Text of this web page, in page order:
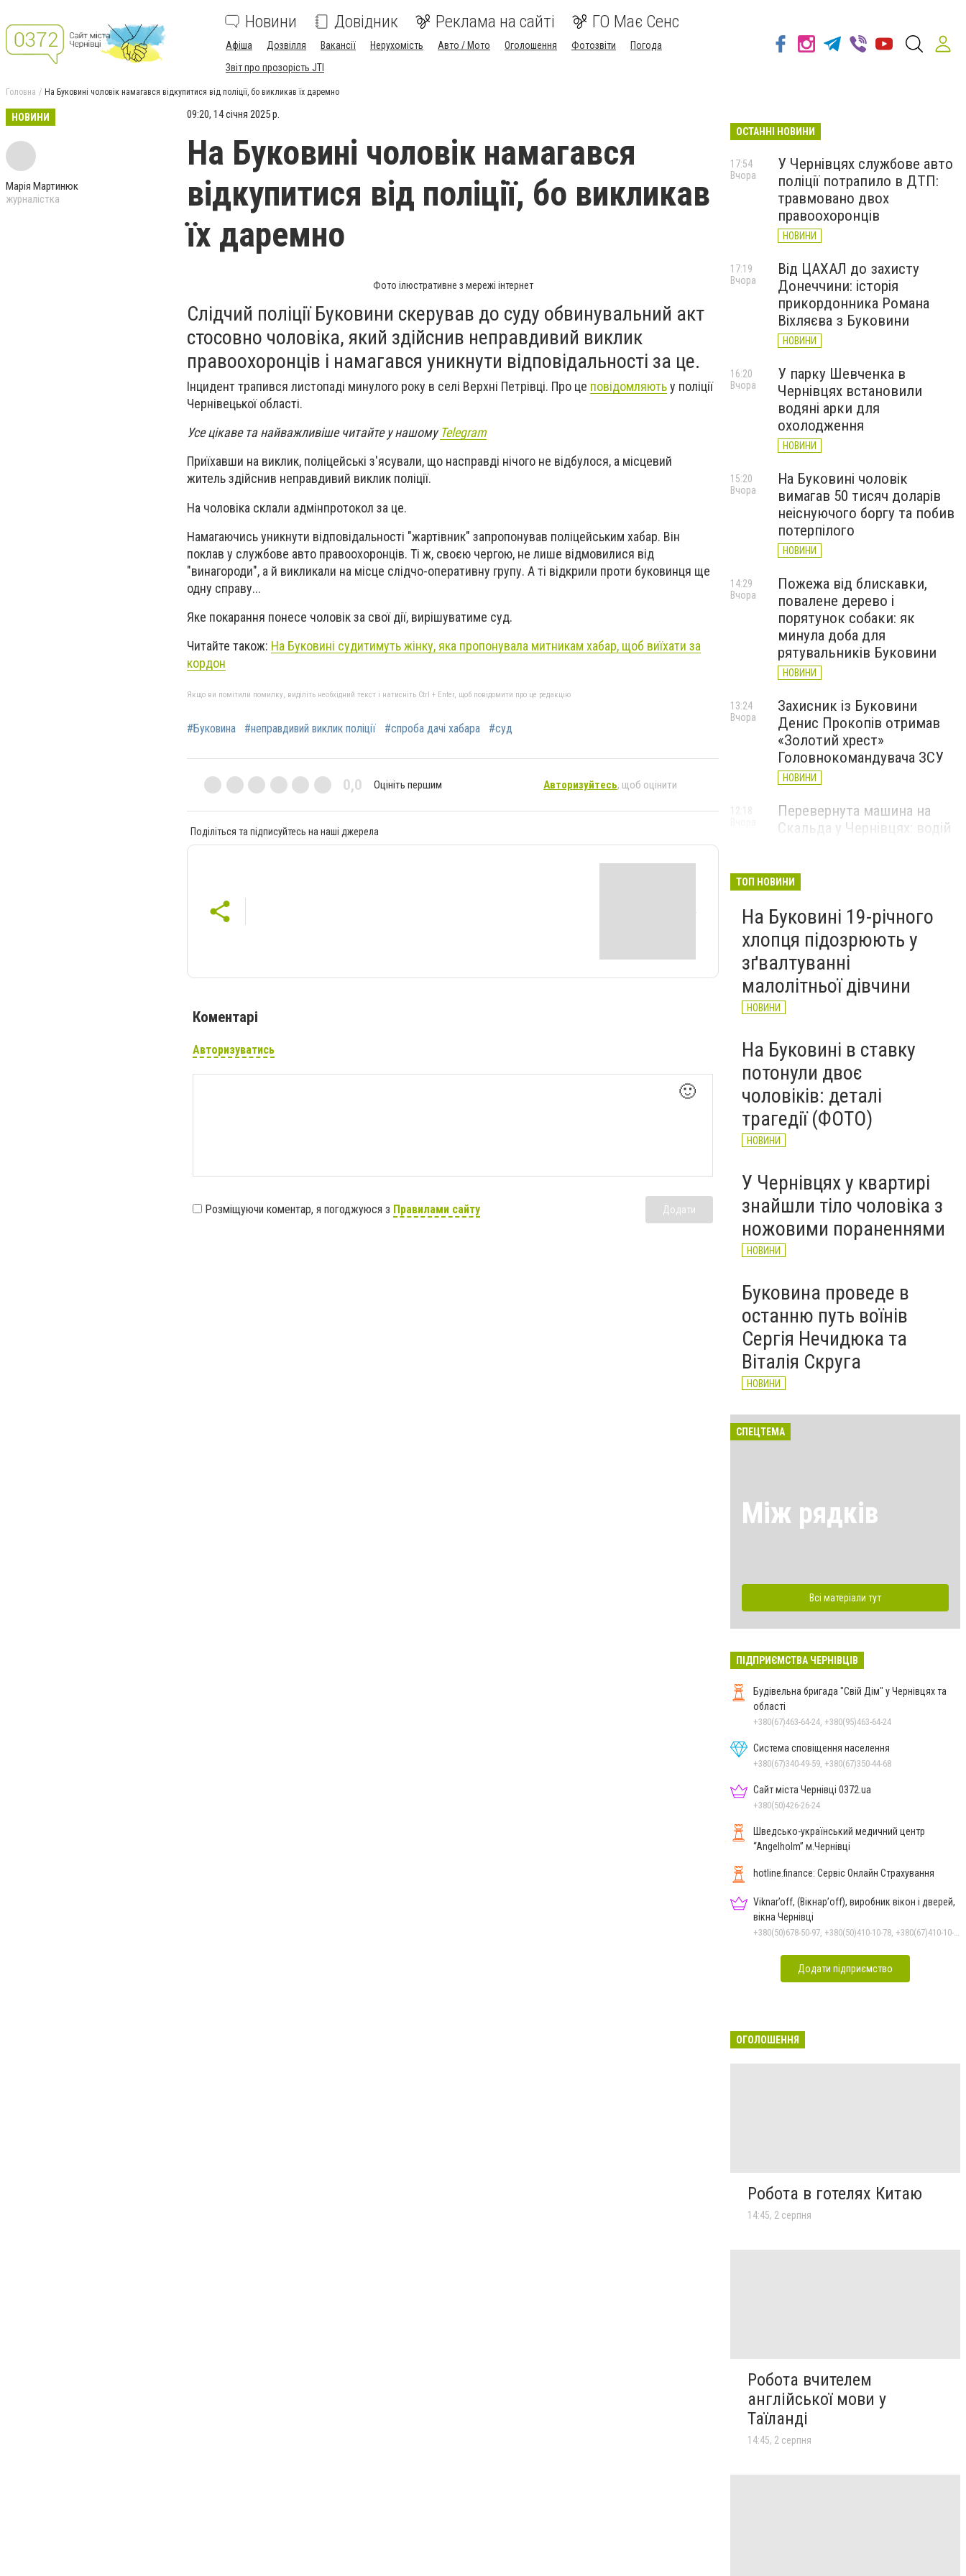
Новини Довідник Реклама на сайті ГО Має Сенс
Афіша Дозвілля Вакансії Нерухомість Авто / Мото Оголошення Фотозвіти
Погода
Звіт про прозорість JTI
Головна На Буковині чоловік намагався відкупитися від поліції, бо викликав їх даремно
НОВИНИ
Марія Мартинюк
журналістка
09:20, 14 січня 2025 р.
На Буковині чоловік намагався
відкупитися від поліції, бо викликав
їх даремно
Фото ілюстративне з мережі інтернет
Слідчий поліції Буковини скерував до суду обвинувальний акт
стосовно чоловіка, який здійснив неправдивий виклик
правоохоронців і намагався уникнути відповідальності за це.
Інцидент трапився листопаді минулого року в селі Верхні Петрівці. Про це повідомляютьу поліції
Чернівецької області.
Усе цікаве та найважливіше читайте у нашомуTelegram
Приїхавши на виклик, поліцейські з'ясували, що насправді нічого не відбулося, а місцевий
жительздійснив неправдивий виклик поліції.
На чоловіка склали адмінпротокол за це.
Намагаючись уникнути відповідальності "жартівник" запропонував поліцейським хабар. Він
поклав у службове авто правоохоронців. Ті ж, своєю чергою, не лише відмовилися від
"винагороди", а й викликали на місце слідчо-оперативну групу. А ті відкрили проти буковинця ще
одну справу...
Яке покарання понесе чоловік за свої дії, вирішуватиме суд.
Читайте також: На Буковині судитимуть жінку, яка пропонувала митникам хабар, щоб виїхати за
кордон
Якщо ви помітили помилку, виділіть необхідний текст і натисніть Ctrl + Enter, щоб повідомити про це редакцію
#Буковина #неправдивий виклик поліції #спроба дачі хабара #суд
0,0 Оцініть першим Авторизуйтесь, щоб оцінити
Поділіться та підписуйтесь на наші джерела
Коментарі
Авторизуватись
🙂
Розміщуючи коментар, я погоджуюся з Правилами сайту Додати
ОСТАННІ НОВИНИ
У Чернівцях службове авто
поліції потрапило в ДТП:
травмовано двох
правоохоронців
НОВИНИ
17:54
Вчора
Від ЦАХАЛ до захисту
Донеччини: історія
прикордонника Романа
Віхляєва з Буковини
НОВИНИ
17:19
Вчора
У парку Шевченка в
Чернівцях встановили
водяні арки для
охолодження
НОВИНИ
16:20
Вчора
На Буковині чоловік
вимагав 50 тисяч доларів
неіснуючого боргу та побив
потерпілого
НОВИНИ
15:20
Вчора
Пожежа від блискавки,
повалене дерево і
порятунок собаки: як
минула доба для
рятувальників Буковини
НОВИНИ
14:29
Вчора
Захисник із Буковини
Денис Прокопів отримав
«Золотий хрест»
Головнокомандувача ЗСУ
НОВИНИ
13:24
Вчора
Перевернута машина на
Скальда у Чернівцях: водій
12:18
зафіксували новий
історичний температурний
максимум
НОВИНИ
Вчора
ТОП НОВИНИ
На Буковині 19-річного
хлопця підозрюють у
зґвалтуванні
малолітньої дівчини
НОВИНИ
На Буковині в ставку
потонули двоє
чоловіків: деталі
трагедії (ФОТО)
НОВИНИ
У Чернівцях у квартирі
знайшли тіло чоловіка з
ножовими пораненнями
НОВИНИ
Буковина проведе в
останню путь воїнів
Сергія Нечидюка та
Віталія Скруга
НОВИНИ
СПЕЦТЕМА
Між рядків
Всі матеріали тут
ПІДПРИЄМСТВА ЧЕРНІВЦІВ
Будівельна бригада "Свій Дім" у Чернівцях та
області
+380(67)463-64-24, +380(95)463-64-24
Система сповіщення населення
+380(67)340-49-59, +380(67)350-44-68
Сайт міста Чернівці 0372.ua
+380(50)426-26-24
Шведсько-український медичний центр
“Angelholm” м.Чернівці
hotline.finance: Сервіс Онлайн Страхування
Viknar’off, (Вікнар’off), виробник вікон і дверей,
вікна Чернівці
Додати підприємство
ОГОЛОШЕННЯ
Робота в готелях Китаю
14:45, 2 серпня
Робота вчителем
англійської мови у
Таїланді
14:45, 2 серпня